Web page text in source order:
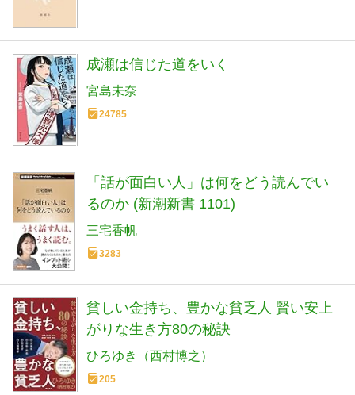
成瀬は信じた道をいく
宮島未奈
24785
「話が面白い人」は何をどう読んでい
るのか (新潮新書 1101)
三宅香帆
3283
貧しい金持ち、豊かな貧乏人 賢い安上
がりな生き方80の秘訣
ひろゆき（西村博之）
205